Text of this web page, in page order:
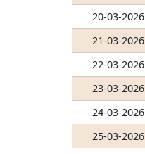
20-03-2026
21-03-2026
22-03-2026
23-03-2026
24-03-2026
25-03-2026